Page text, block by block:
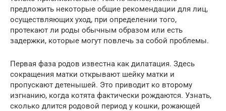
предложить некоторые общие рекомендации для лиц,
осуществляющих уход, при определении того,
протекают ли роды обычным образом или есть
задержки, которые могут повлечь за собой проблемы.
Первая фаза родов известна как дилатация. Здесь
сокращения матки открывают шейку матки и
пропускают детенышей. Это приводит ко второму
изгнанию, когда котята фактически рождаются. Узнать,
сколько длится родовой период у кошки, рожающей